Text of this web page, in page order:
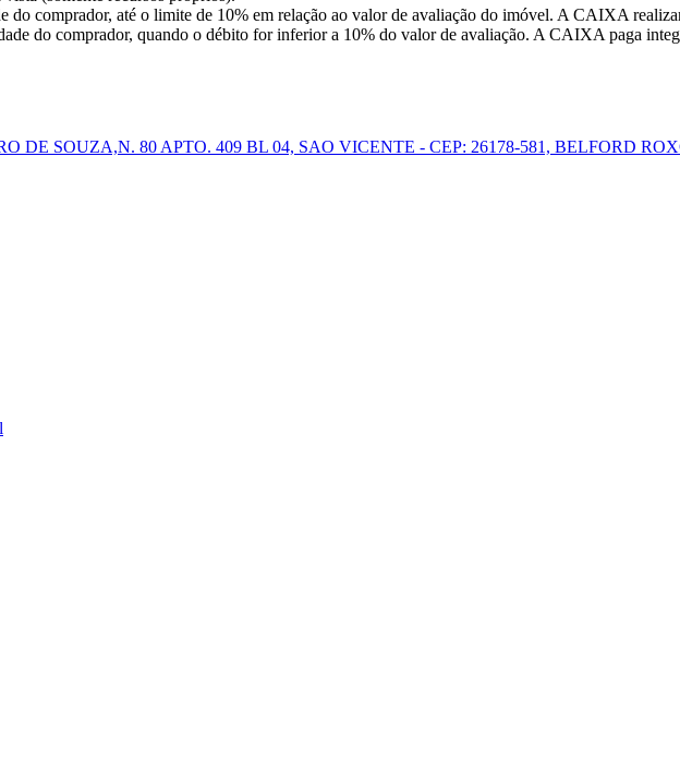
do comprador, até o limite de 10% em relação ao valor de avaliação do imóvel. A CAIXA
do comprador, quando o débito for inferior a 10% do valor de avaliação. A CAIXA paga
DE SOUZA,N. 80 APTO. 409 BL 04, SAO VICENTE - CEP: 26178-581, BELFORD